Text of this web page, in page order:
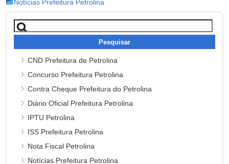
Notícias Prefeitura Petrolina
Pesquisar
por:
CND Prefeitura de Petrolina
Concurso Prefeitura Petrolina
Contra Cheque Prefeitura do Petrolina
Diário Oficial Prefeitura Petrolina
IPTU Petrolina
ISS Prefeitura Petrolina
Nota Fiscal Petrolina
Notícias Prefeitura Petrolina